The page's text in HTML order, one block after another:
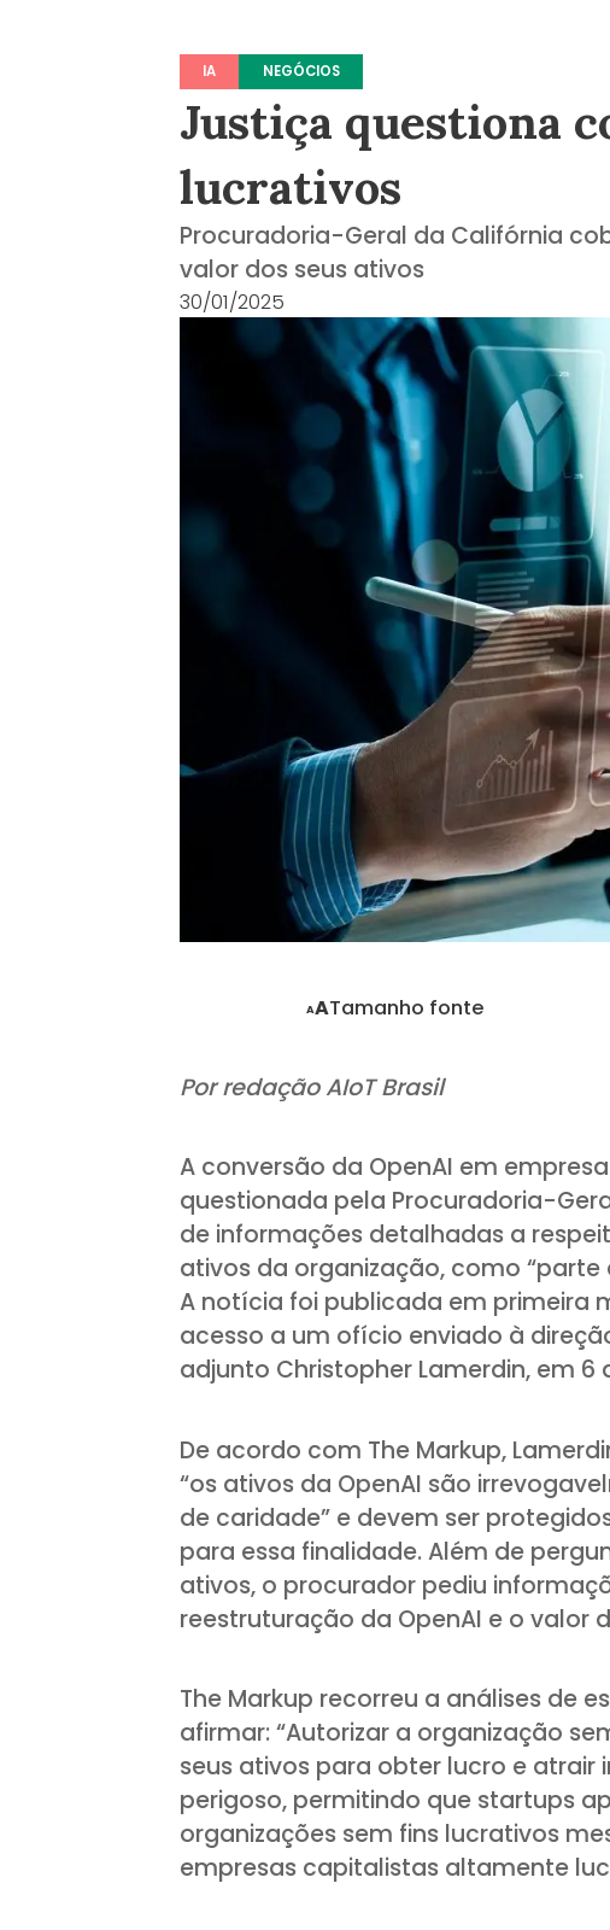
IA NEGÓCIOS
Justiça questiona
lucrativos
Procuradoria-Geral da Califórnia
valor dos seus ativos
30/01/2025
AATamanho fonte
Por redação AIoT Brasil
A conversão da OpenAI em
questionada pela Procuradoria-
de informações detalhadas a
ativos da organização, como
A notícia foi publicada em primeira
acesso a um ofício enviado à
adjunto Christopher Lamerdin, em 6
De acordo com The Markup,
“os ativos da OpenAI são
de caridade” e devem ser
para essa finalidade. Além de
ativos, o procurador pediu
reestruturação da OpenAI e o valor
The Markup recorreu a análises de
afirmar: “Autorizar a organização
seus ativos para obter lucro e
perigoso, permitindo que startups
organizações sem fins lucrativos
empresas capitalistas altamente